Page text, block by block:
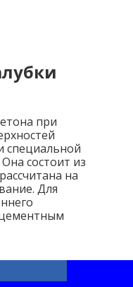
при
состоит из
на
Для
процессу